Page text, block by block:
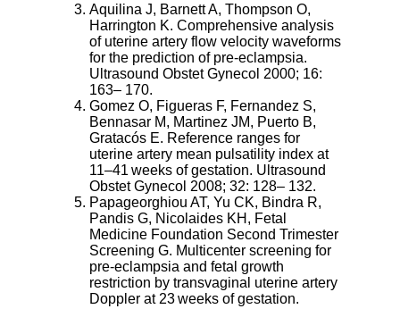
Aquilina J, Barnett A, Thompson O,
Harrington K. Comprehensive analysis
of uterine artery flow velocity waveforms
for the prediction of pre-eclampsia.
Ultrasound Obstet Gynecol 2000; 16:
163– 170.
Gomez O, Figueras F, Fernandez S,
Bennasar M, Martinez JM, Puerto B,
Gratacós E. Reference ranges for
uterine artery mean pulsatility index at
11–41 weeks of gestation. Ultrasound
Obstet Gynecol 2008; 32: 128– 132.
Papageorghiou AT, Yu CK, Bindra R,
Pandis G, Nicolaides KH, Fetal
Medicine Foundation Second Trimester
Screening G. Multicenter screening for
pre-eclampsia and fetal growth
restriction by transvaginal uterine artery
Doppler at 23 weeks of gestation.